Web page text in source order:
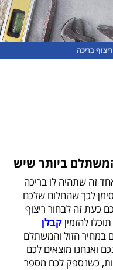
ריצוף בריכה
ביותר שיש
זה שתהיה לו בריכה
לכך שהחלום שלכם
כעת זה לבחור ריצוף
להזמיןקבלן
במחיר הזול והמשתלם
ואנחנו מוצאים לכם
כשנספק לכם מספר